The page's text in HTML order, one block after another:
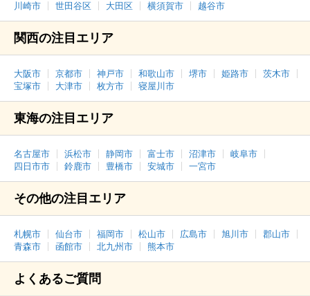
川崎市
世田谷区 大田区 横須賀市 越谷市
関西の注目エリア
大阪市 京都市 神戸市 和歌山市 堺市 姫路市
茨木市
宝塚市
大津市 枚方市 寝屋川市
東海の注目エリア
名古屋市 浜松市 静岡市 富士市 沼津市
岐阜市
四日市市
鈴鹿市 豊橋市 安城市 一宮市
その他の注目エリア
札幌市 仙台市 福岡市 松山市 広島市 旭川市
郡山市
青森市
函館市 北九州市 熊本市
よくあるご質問